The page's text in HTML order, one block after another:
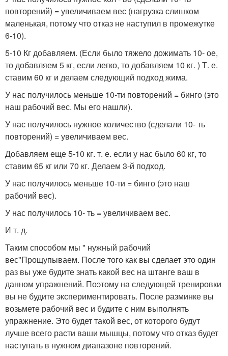
повторений) = увеличиваем вес (нагрузка слишком
маленькая, потому что отказ не наступил в промежутке
6-10).
5-10 Кг добавляем. (Если было тяжело дожимать 10- ое,
то добавляем 5 кг, если легко, то добавляем 10 кг. ) Т. е.
ставим 60 кг и делаем следующий подход жима.
У нас получилось меньше 10-ти повторений = бинго (это
наш рабочий вес. Мы его нашли).
У нас получилось нужное количество (сделали 10- ть
повторений) = увеличиваем вес.
Добавляем еще 5-10 кг. т. е. если у нас было 60 кг, то
ставим 65 кг или 70 кг. Делаем 3-й подход.
У нас получилось меньше 10-ти = бинго (это наш
рабочий вес).
У нас получилось 10- ть = увеличиваем вес.
И т. д.
Таким способом мы " нужный рабочий
вес"Прощупываем. После того как вы сделает это один
раз вы уже будите знать какой вес на штанге ваш в
данном упражнений. Поэтому на следующей тренировки
вы не будите экспериментировать. После разминке вы
возьмете рабочий вес и будите с ним выполнять
упражнение. Это будет такой вес, от которого будут
лучше всего расти ваши мышцы, потому что отказ будет
наступать в нужном диапазоне повторений.